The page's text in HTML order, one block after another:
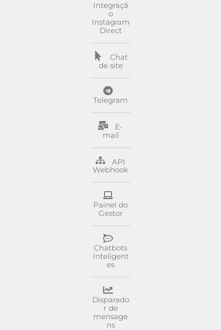
Integraçã
o
Instagram
Direct
Chat
de site
Telegram
E-
mail
API
Webhook
Painel do
Gestor
Chatbots
Inteligent
es
Disparado
r de
mensage
ns